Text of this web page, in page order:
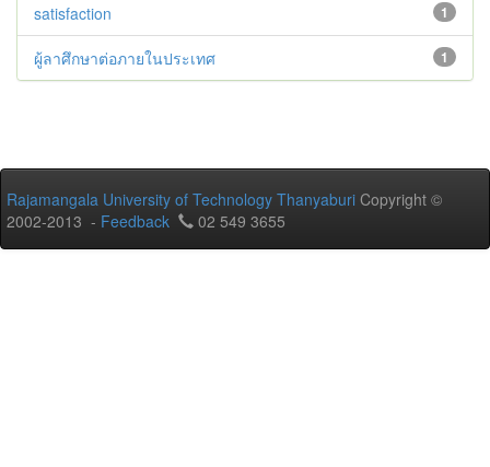
1
satisfaction
1
ผู้ลาศึกษาต่อภายในประเทศ
Rajamangala University of Technology Thanyaburi Copyright ©
2002-2013 - Feedback 02 549 3655